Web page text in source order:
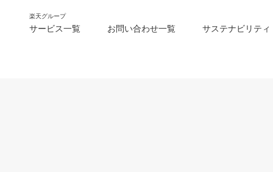
楽天グループ
サービス一覧 お問い合わせ一覧 サステナビリティ